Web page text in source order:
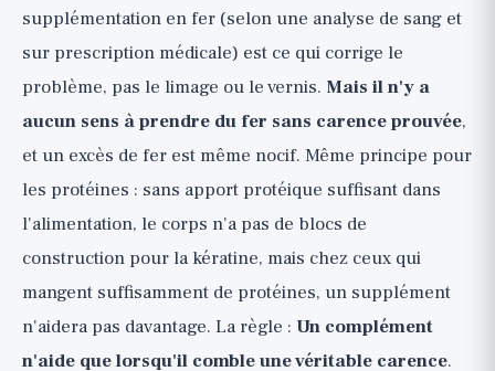
supplémentation en fer (selon une analyse de sang et
sur prescription médicale) est ce qui corrige le
problème, pas le limage ou le vernis. Mais il n'y a
aucun sens à prendre du fer sans carence prouvée,
et un excès de fer est même nocif. Même principe pour
les protéines : sans apport protéique suffisant dans
l'alimentation, le corps n'a pas de blocs de
construction pour la kératine, mais chez ceux qui
mangent suffisamment de protéines, un supplément
n'aidera pas davantage. La règle : Un complément
n'aide que lorsqu'il comble une véritable carence.